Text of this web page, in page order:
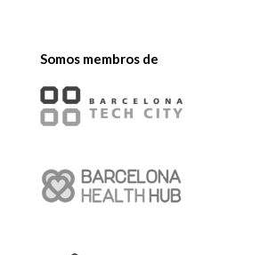
Somos membros de